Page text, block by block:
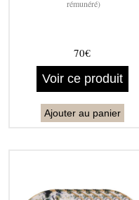
rémunéré)
70€
Voir ce produit
Ajouter au panier